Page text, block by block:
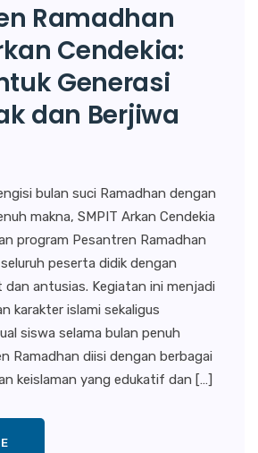
Ramadhan
Cendekia:
Generasi
dan Berjiwa
bulan suci Ramadhan dengan
makna, SMPIT Arkan Cendekia
program Pesantren Ramadhan
peserta didik dengan
antusias. Kegiatan ini menjadi
karakter islami sekaligus
siswa selama bulan penuh
Ramadhan diisi dengan berbagai
keislaman yang edukatif dan […]